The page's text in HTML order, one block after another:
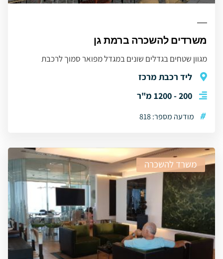
משרדים להשכרה ברמת גן
מגוון שטחים בגדלים שונים במגדל מפואר סמוך לרכבת
ליד רכבת מרכז
200 - 1200 מ"ר
# מודעה מספר: 818
משרד להשכרה